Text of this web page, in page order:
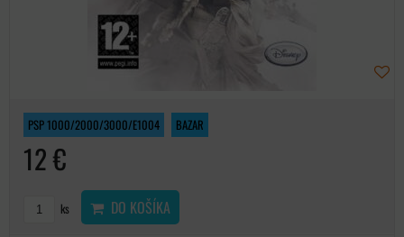
PSP 1000/2000/3000/E1004 BAZAR
12 €
ks DO KOŠÍKA